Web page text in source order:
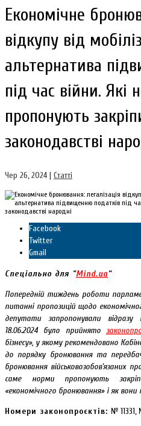
Економічне
відкупу від
альтернатива
під час війни. Які
пропонують
законодавстві
Чер 26, 2024 | Статті
Facebook
Twitter
Gmail
Спеціально для “Mind.ua“
Попередній тиждень роботи
питанні пропозицій щодо
депутати запропонували
18.06.2024 було прийнято
бізнесу», у якому рекомендовано
до порядку бронювання та
бронювання військовозобов’язаних
саме норми пропонують
«економічного бронювання» і як вони
Номери законопроєктів: № 11331,